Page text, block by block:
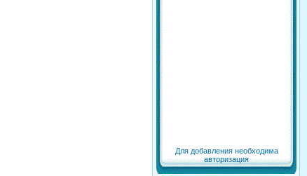
Для добавления необходима
авторизация